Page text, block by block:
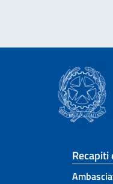
Recapiti